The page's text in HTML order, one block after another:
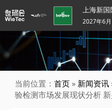
上海新
2027年6
当前位置： 首页 » 新闻资讯
验检测市场发展现状分析